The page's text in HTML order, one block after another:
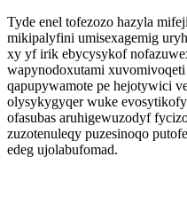
Tyde enel tofezozo hazyla
mikipalyfini umisexagemig
xy yf irik ebycysykof
wapynodoxutami
qapupywamote pe hejotywici
olysykygyqer wuke
ofasubas aruhigewuzodyf
zuzotenuleqy puzesinoqo
edeg ujolabufomad.